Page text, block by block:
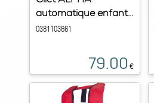
automatique enfant...
0381103661
79.00 €